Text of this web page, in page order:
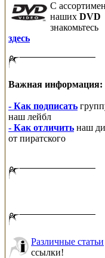
C
наших DVD
знакомьтесь
здесь
Важная информация:
- Как подписать
наш лейбл
- Как отличить наш
от пиратского
Различные статьи
ссылки!